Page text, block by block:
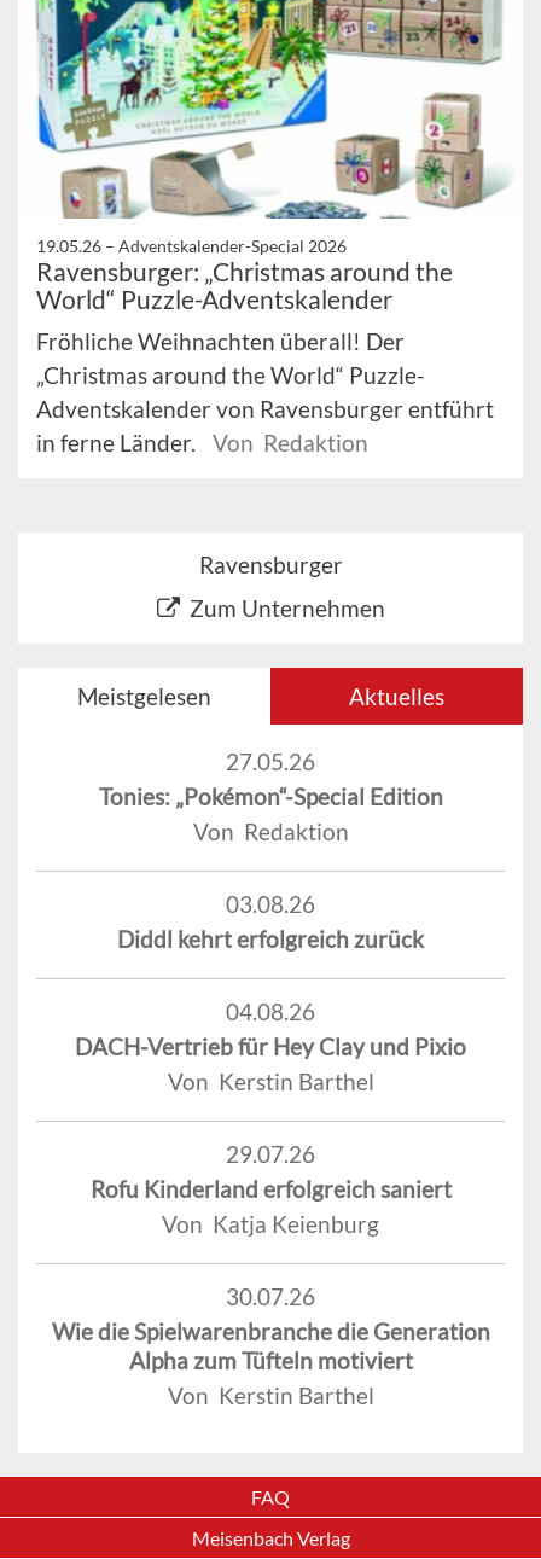
19.05.26 – Adventskalender-Special 2026
Ravensburger: „Christmas around the
World“ Puzzle-Adventskalender
Fröhliche Weihnachten überall! Der
„Christmas around the World“ Puzzle-
Adventskalender von Ravensburger entführt
in ferne Länder.
Von Redaktion
Ravensburger
Zum Unternehmen
Meistgelesen Aktuelles
27.05.26
Tonies: „Pokémon“-Special Edition
Von Redaktion
03.08.26
Diddl kehrt erfolgreich zurück
04.08.26
DACH-Vertrieb für Hey Clay und Pixio
Von Kerstin Barthel
29.07.26
Rofu Kinderland erfolgreich saniert
Von Katja Keienburg
30.07.26
Wie die Spielwarenbranche die Generation
Alpha zum Tüfteln motiviert
Von Kerstin Barthel
FAQ
Meisenbach Verlag